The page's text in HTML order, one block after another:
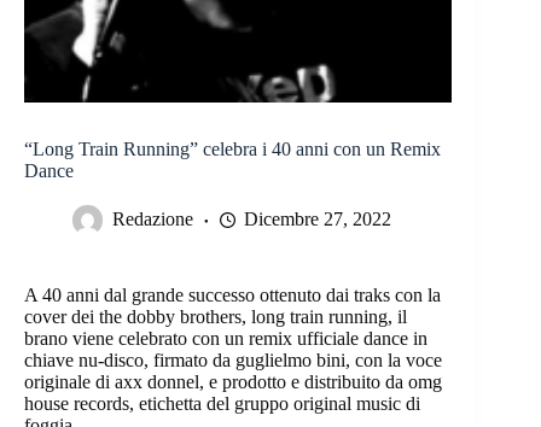
“Long Train Running” celebra i 40 anni con un Remix
Dance
Redazione Dicembre 27, 2022
A 40 anni dal grande successo ottenuto dai traks con la
cover dei the dobby brothers, long train running, il
brano viene celebrato con un remix ufficiale dance in
chiave nu-disco, firmato da guglielmo bini, con la voce
originale di axx donnel, e prodotto e distribuito da omg
house records, etichetta del gruppo original music di